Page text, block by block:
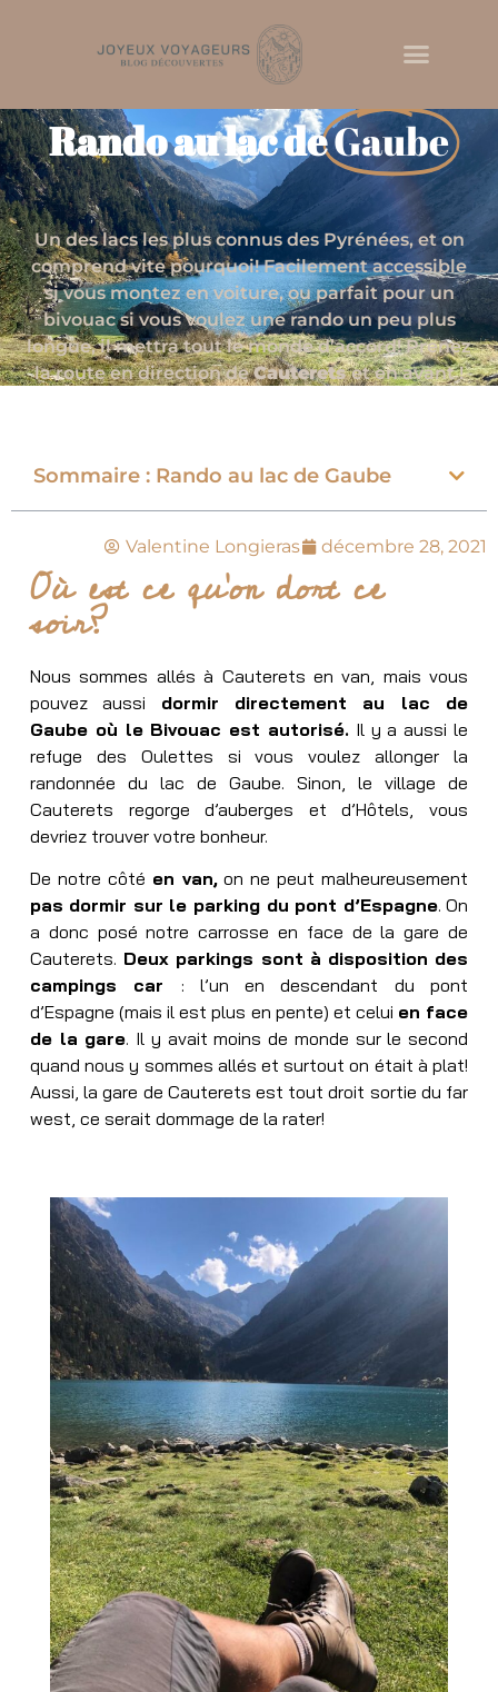
Rando au lac deGaube
Un des lacs les plus connus des Pyrénées, et on
comprend vite pourquoi! Facilement accessible
si vous montez en voiture, ou parfait pour un
bivouac si vous voulez une rando un peu plus
longue, il mettra tout le monde d’accord! Prenez
la route en direction deCauteretset en avant !
Sommaire : Rando au lac de Gaube
Valentine Longieras décembre 28, 2021
Où est ce qu'on dort ce
soir?
Nous sommes allés à Cauterets en van, mais vous
pouvez aussi dormir directement au lac de
Gaube où le Bivouac est autorisé. Il y a aussi le
refuge des Oulettes si vous voulez allonger la
randonnée du lac de Gaube. Sinon, le village de
Cauterets regorge d’auberges et d’Hôtels, vous
devriez trouver votre bonheur.
De notre côté en van,on ne peut malheureusement
pas dormir sur le parking du pont d’Espagne. On
a donc posé notre carrosse en face de la gare de
Cauterets. Deux parkings sont à disposition des
campings car : l’un en descendant du pont
d’Espagne (mais il est plus en pente) et celui en face
de la gare. Il y avait moins de monde sur le second
quand nous y sommes allés et surtout on était à plat!
Aussi, la gare de Cauterets est tout droit sortie du far
west, ce serait dommage de la rater!